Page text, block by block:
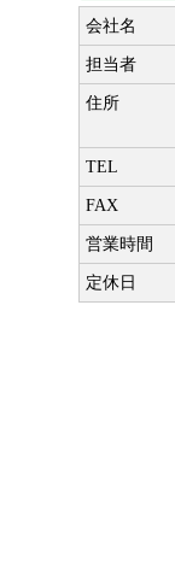
会社名
担当者
住所
TEL
FAX
営業時間
定休日